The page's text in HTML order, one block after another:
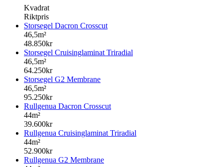
Kvadrat
Riktpris
Storsegel Dacron Crosscut
46,5m²
48.850kr
Storsegel Cruisinglaminat Triradial
46,5m²
64.250kr
Storsegel G2 Membrane
46,5m²
95.250kr
Rullgenua Dacron Crosscut
44m²
39.600kr
Rullgenua Cruisinglaminat Triradial
44m²
52.900kr
Rullgenua G2 Membrane